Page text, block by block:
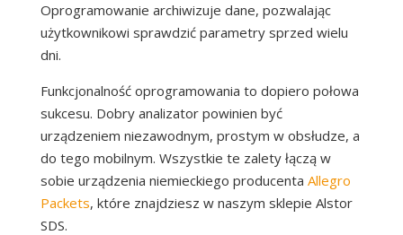
Oprogramowanie archiwizuje dane, pozwalając
użytkownikowi sprawdzić parametry sprzed wielu
dni.
Funkcjonalność oprogramowania to dopiero połowa
sukcesu. Dobry analizator powinien być
urządzeniem niezawodnym, prostym w obsłudze, a
do tego mobilnym. Wszystkie te zalety łączą w
sobie urządzenia niemieckiego producenta Allegro
Packets, które znajdziesz w naszym sklepie Alstor
SDS.